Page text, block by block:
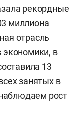
рекордные
миллиона
отрасль
экономики, в
13
занятых в
рост